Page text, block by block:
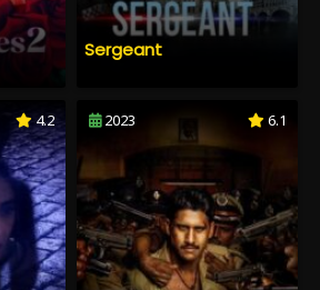
Sergeant
4.2 2023 6.1